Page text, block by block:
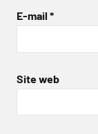
E-mail *
Site web